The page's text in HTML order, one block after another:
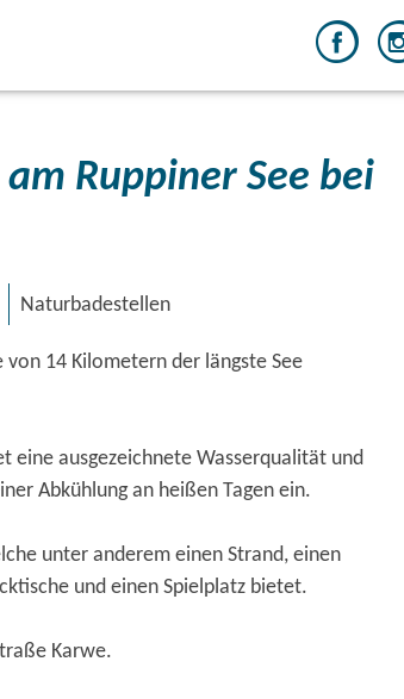
Ruppiner See bei
Naturbadestellen
von 14 Kilometern der längste See
eine ausgezeichnete Wasserqualität und
Abkühlung an heißen Tagen ein.
unter anderem einen Strand, einen
und einen Spielplatz bietet.
Karwe.